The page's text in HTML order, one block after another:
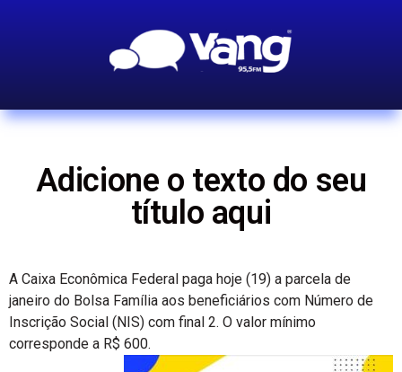
Adicione o texto do seu
título aqui
A Caixa Econômica Federal paga hoje (19) a parcela de
janeiro do Bolsa Família aos beneficiários com Número de
Inscrição Social (NIS) com final 2. O valor mínimo
corresponde a R$ 600.